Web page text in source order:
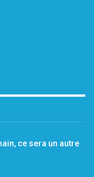
ce sera un autre